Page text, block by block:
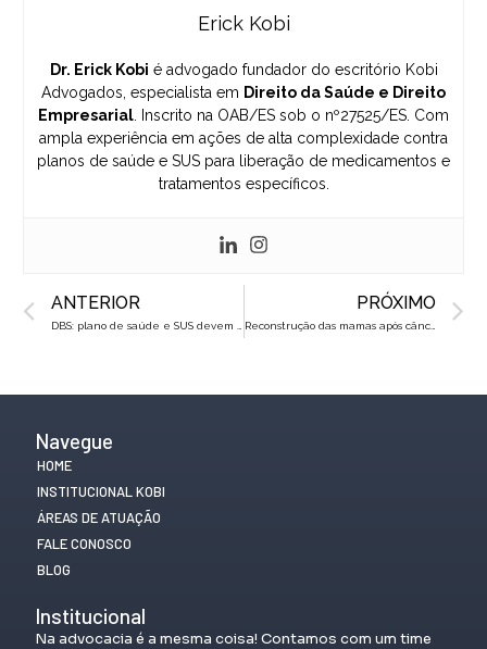
Erick Kobi
Dr. Erick Kobi é advogado fundador do escritório Kobi
Advogados, especialista em Direito da Saúde e Direito
Empresarial. Inscrito na OAB/ES sob o nº27525/ES. Com
ampla experiência em ações de alta complexidade contra
planos de saúde e SUS para liberação de medicamentos e
tratamentos específicos.
Prev
ANTERIOR PRÓXIMO
Reconstrução das mamas após câncer: SUS e plano devem cobrir?
Navegue
HOME
INSTITUCIONAL KOBI
ÁREAS DE ATUAÇÃO
FALE CONOSCO
BLOG
Institucional
Na advocacia é a mesma coisa! Contamos com um time